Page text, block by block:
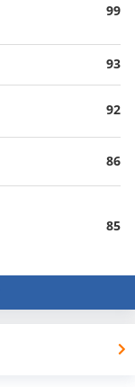
99
93
92
86
85